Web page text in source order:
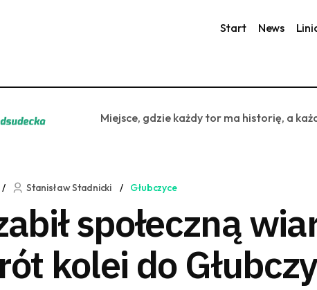
Start News
Miejsce, gdzie każdy tor ma historię, a
Stanisław Stadnicki Głubczyce
społeczną
kolei do